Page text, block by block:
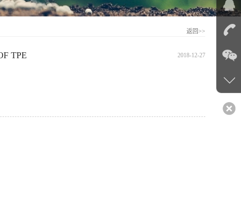
返回>>
TPE
2018-12-27